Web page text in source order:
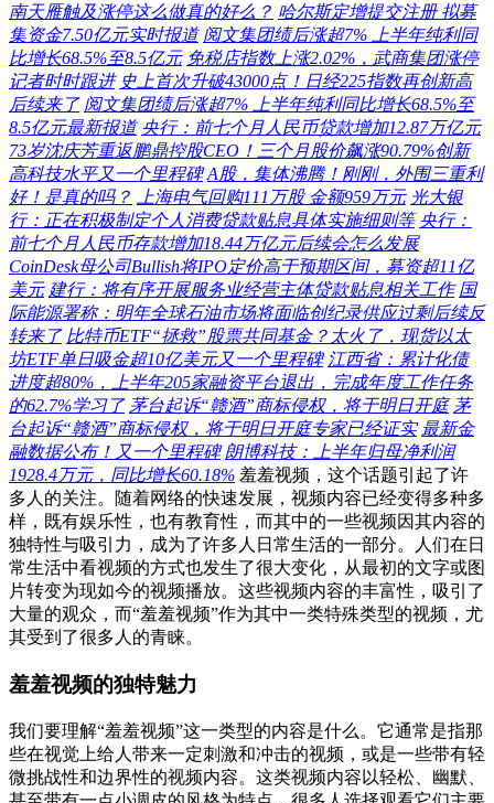
南天雁触及涨停这么做真的好么？ 哈尔斯定增提交注册 拟募
集资金7.50亿元实时报道 阅文集团绩后涨超7% 上半年纯利同
比增长68.5%至8.5亿元 免税店指数上涨2.02%，武商集团涨停
记者时时跟进 史上首次升破43000点！日经225指数再创新高
后续来了 阅文集团绩后涨超7% 上半年纯利同比增长68.5%至
8.5亿元最新报道 央行：前七个月人民币贷款增加12.87万亿元
73岁沈庆芳重返鹏鼎控股CEO！三个月股价飙涨90.79%创新
高科技水平又一个里程碑 A股，集体沸腾！刚刚，外围三重利
好！是真的吗？ 上海电气回购111万股 金额959万元 光大银
行：正在积极制定个人消费贷款贴息具体实施细则等 央行：
前七个月人民币存款增加18.44万亿元后续会怎么发展
CoinDesk母公司Bullish将IPO定价高于预期区间，募资超11亿
美元 建行：将有序开展服务业经营主体贷款贴息相关工作 国
际能源署称：明年全球石油市场将面临创纪录供应过剩后续反
转来了 比特币ETF“拯救”股票共同基金？太火了，现货以太
坊ETF单日吸金超10亿美元又一个里程碑 江西省：累计化债
进度超80%，上半年205家融资平台退出，完成年度工作任务
的62.7%学习了 茅台起诉“赣酒”商标侵权，将于明日开庭 茅
台起诉“赣酒”商标侵权，将于明日开庭专家已经证实 最新金
融数据公布！又一个里程碑 朗博科技：上半年归母净利润
1928.4万元，同比增长60.18% 羞羞视频，这个话题引起了许
多人的关注。随着网络的快速发展，视频内容已经变得多种多
样，既有娱乐性，也有教育性，而其中的一些视频因其内容的
独特性与吸引力，成为了许多人日常生活的一部分。人们在日
常生活中看视频的方式也发生了很大变化，从最初的文字或图
片转变为现如今的视频播放。这些视频内容的丰富性，吸引了
大量的观众，而“羞羞视频”作为其中一类特殊类型的视频，尤
其受到了很多人的青睐。
羞羞视频的独特魅力
我们要理解“羞羞视频”这一类型的内容是什么。它通常是指那
些在视觉上给人带来一定刺激和冲击的视频，或是一些带有轻
微挑战性和边界性的视频内容。这类视频内容以轻松、幽默、